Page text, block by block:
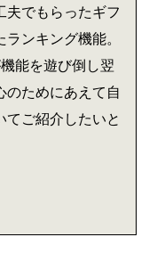
でもらったギフ
ンキング機能。
能を遊び倒し翌
のためにあえて自
ご紹介したいと